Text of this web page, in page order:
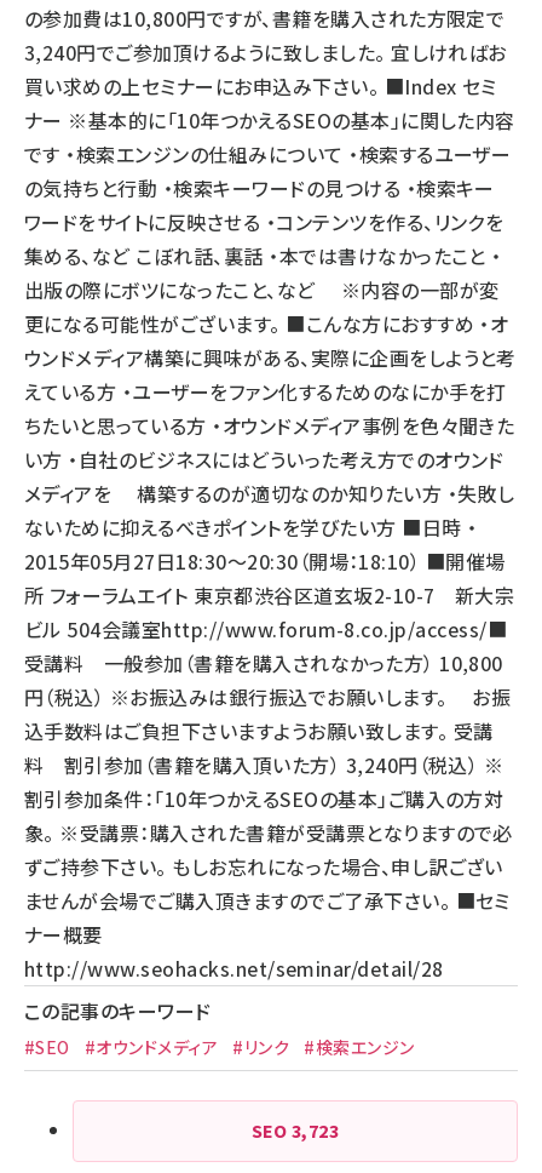
の参加費は10,800円ですが、書籍を購入された方限定で
3,240円でご参加頂けるように致しました。 宜しければお
買い求めの上セミナーにお申込み下さい。 ■Index セミ
ナー ※基本的に「10年つかえるSEOの基本」に関した内容
です ・検索エンジンの仕組みについて ・検索するユーザー
の気持ちと行動 ・検索キーワードの見つける ・検索キー
ワードをサイトに反映させる ・コンテンツを作る、リンクを
集める、など こぼれ話、裏話 ・本では書けなかったこと ・
出版の際にボツになったこと、など ※内容の一部が変
更になる可能性がございます。 ■こんな方におすすめ ・オ
ウンドメディア構築に興味がある、実際に企画をしようと考
えている方 ・ユーザーをファン化するためのなにか手を打
ちたいと思っている方 ・オウンドメディア事例を色々聞きた
い方 ・自社のビジネスにはどういった考え方でのオウンド
メディアを 構築するのが適切なのか知りたい方 ・失敗し
ないために抑えるべきポイントを学びたい方 ■日時 ・
2015年05月27日18:30～20:30（開場：18:10） ■開催場
所 フォーラムエイト 東京都渋谷区道玄坂2-10-7 新大宗
ビル 504会議室http://www.forum-8.co.jp/access/■
受講料 一般参加（書籍を購入されなかった方） 10,800
円（税込） ※お振込みは銀行振込でお願いします。 お振
込手数料はご負担下さいますようお願い致します。 受講
料 割引参加（書籍を購入頂いた方） 3,240円（税込） ※
割引参加条件：「10年つかえるSEOの基本」ご購入の方対
象。 ※受講票：購入された書籍が受講票となりますので必
ずご持参下さい。 もしお忘れになった場合、申し訳ござい
ませんが会場でご購入頂きますのでご了承下さい。 ■セミ
ナー概要
http://www.seohacks.net/seminar/detail/28
この記事のキーワード
#SEO #オウンドメディア #リンク #検索エンジン
SEO 3,723